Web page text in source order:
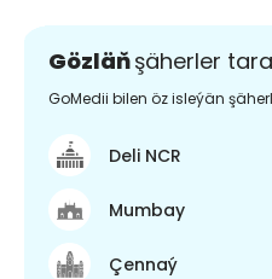
Gözläňşäherler
GoMedii bilen öz isleýän
Deli NCR
Mumbay
Çennaý